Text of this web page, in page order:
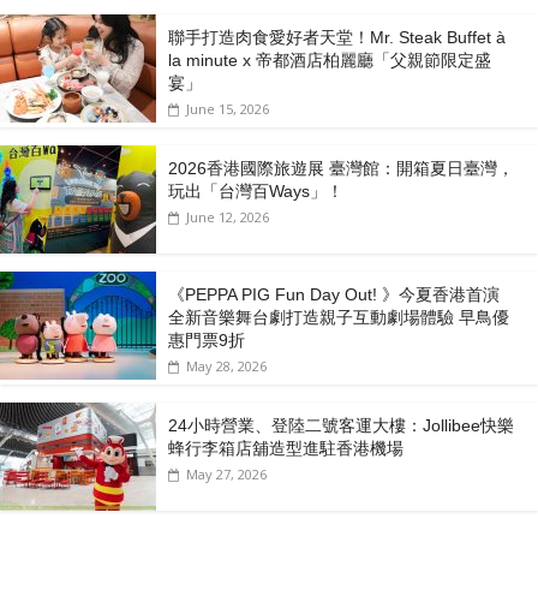
聯手打造肉食愛好者天堂！Mr. Steak Buffet à
la minute x 帝都酒店柏麗廳「⽗親節限定盛
宴」
June 15, 2026
2026香港國際旅遊展 臺灣館：開箱夏日臺灣，
玩出「台灣百Ways」！
June 12, 2026
《PEPPA PIG Fun Day Out! 》今夏香港首演
全新音樂舞台劇打造親子互動劇場體驗 早鳥優
惠門票9折
May 28, 2026
24小時營業、登陸二號客運大樓：Jollibee快樂
蜂行李箱店舖造型進駐香港機場
May 27, 2026